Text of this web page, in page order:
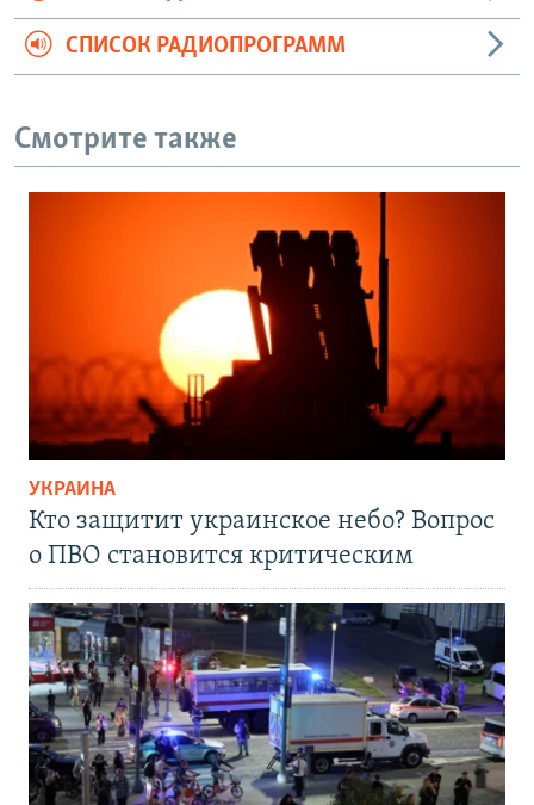
СПИСОК РАДИОПРОГРАММ
Смотрите также
УКРАИНА
Кто защитит украинское небо? Вопрос
о ПВО становится критическим